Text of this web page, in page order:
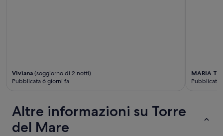
Viviana (soggiorno di 2 notti)
Pubblicata 6 giorni fa
MARIA
Pubblicata
Altre informazioni su Torre
del Mare